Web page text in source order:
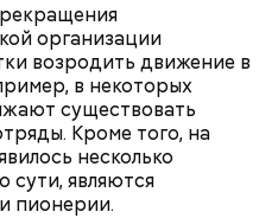
организации
возродить движение в
в некоторых
существовать
Кроме того, на
несколько
сути, являются
пионерии.